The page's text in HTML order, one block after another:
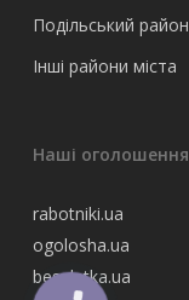
Подільський район
Інші райони міста
Наші оголошення
rabotniki.ua
ogolosha.ua
besplatka.ua